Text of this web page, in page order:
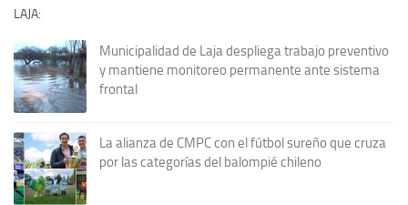
LAJA:
Municipalidad de Laja despliega trabajo preventivo
y mantiene monitoreo permanente ante sistema
frontal
La alianza de CMPC con el fútbol sureño que cruza
por las categorías del balompié chileno